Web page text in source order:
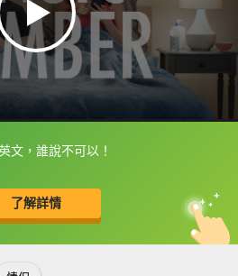
文，誰說不可以！
了解詳情
幕可以直接查字典喔！
中
英